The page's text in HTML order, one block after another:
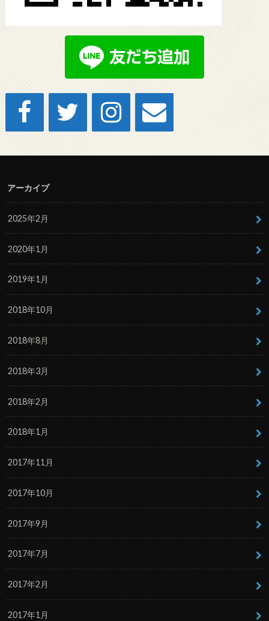
アーカイブ
2025年2月
2020年1月
2019年1月
2018年10月
2018年8月
2018年3月
2018年2月
2018年1月
2017年11月
2017年10月
2017年9月
2017年7月
2017年2月
2017年1月